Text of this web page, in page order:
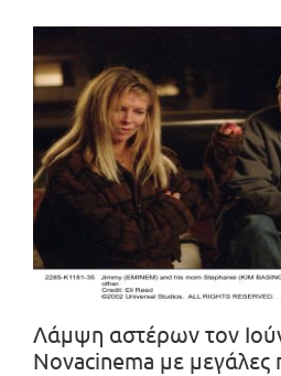
Λάμψη αστέρων τον
Novacinema με μεγάλες